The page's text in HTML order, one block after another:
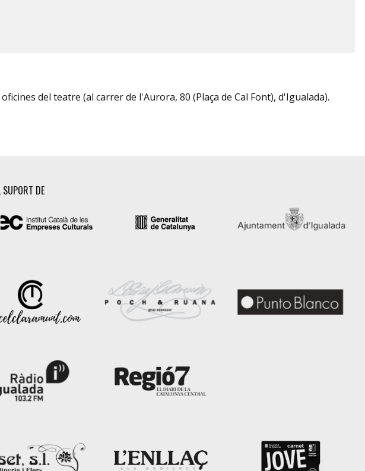
del teatre (al carrer de l'Aurora, 80 (Plaça de Cal Font), d'Igualada).
SUPORT DE